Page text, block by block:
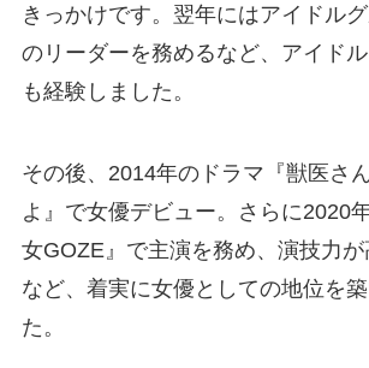
きっかけです。翌年にはアイドルグ
のリーダーを務めるなど、アイド
も経験しました。
その後、2014年のドラマ『獣医さ
よ』で女優デビュー。さらに2020
女GOZE』で主演を務め、演技力
など、着実に女優としての地位を
た。